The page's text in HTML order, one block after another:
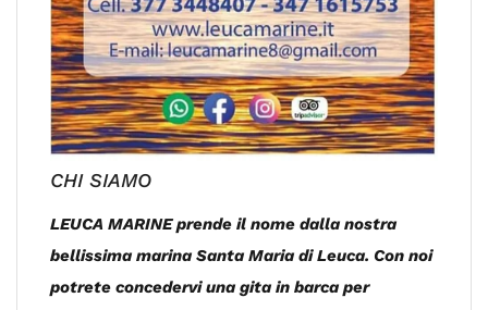
CHI SIAMO
LEUCA MARINE prende il nome dalla nostra
bellissima marina Santa Maria di Leuca. Con noi
potrete concedervi una gita in barca per